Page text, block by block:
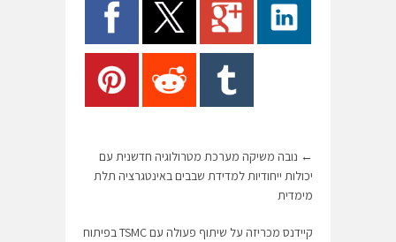
← נובה משיקה מערכת מטרולוגיה חדשנית עם
יכולות ייחודיות למדידת שבבים באינטגרציה תלת
מימדית
קיידנס מכריזה על שיתוף פעולה עם TSMC בפיתוח